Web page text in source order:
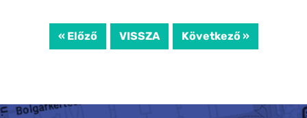
« Előző VISSZA Következő »